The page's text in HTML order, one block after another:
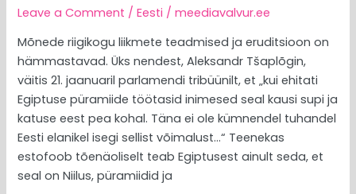
Leave a Comment /Eesti /meediavalvur.ee
Mõnede riigikogu liikmete teadmised ja eruditsioon on
hämmastavad. Üks nendest, Aleksandr Tšaplõgin,
väitis 21. jaanuaril parlamendi tribüünilt, et „kui ehitati
Egiptuse püramiide töötasid inimesed seal kausi supi ja
katuse eest pea kohal. Täna ei ole kümnendel tuhandel
Eesti elanikel isegi sellist võimalust…“ Teenekas
estofoob tõenäoliselt teab Egiptusest ainult seda, et
seal on Niilus, püramiidid ja